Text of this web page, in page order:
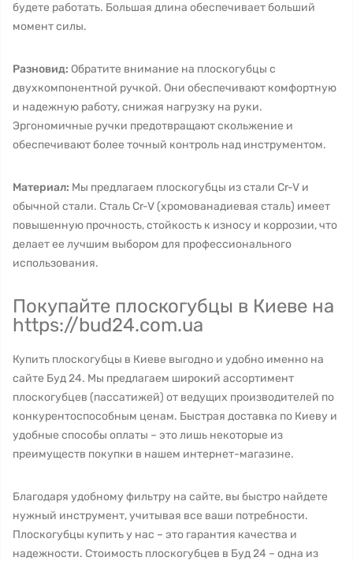
будете работать. Большая длина обеспечивает больший
момент силы.
Разновид: Обратите внимание на плоскогубцы с
двухкомпонентной ручкой. Они обеспечивают комфортную
и надежную работу, снижая нагрузку на руки.
Эргономичные ручки предотвращают скольжение и
обеспечивают более точный контроль над инструментом.
Материал: Мы предлагаем плоскогубцы из стали Cr-V и
обычной стали. Сталь Cr-V (хромованадиевая сталь) имеет
повышенную прочность, стойкость к износу и коррозии, что
делает ее лучшим выбором для профессионального
использования.
Покупайте плоскогубцы в Киеве на
https://bud24.com.ua
Купить плоскогубцы в Киеве выгодно и удобно именно на
сайте Буд 24. Мы предлагаем широкий ассортимент
плоскогубцев (пассатижей) от ведущих производителей по
конкурентоспособным ценам. Быстрая доставка по Киеву и
удобные способы оплаты – это лишь некоторые из
преимуществ покупки в нашем интернет-магазине.
Благодаря удобному фильтру на сайте, вы быстро найдете
нужный инструмент, учитывая все ваши потребности.
Плоскогубцы купить у нас – это гарантия качества и
надежности. Стоимость плоскогубцев в Буд 24 – одна из